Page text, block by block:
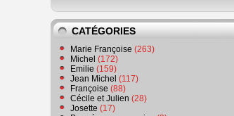
CATÉGORIES
Marie Françoise (263)
Michel (172)
Emilie (159)
Jean Michel (117)
Françoise (88)
Cécile et Julien (28)
Josette (17)